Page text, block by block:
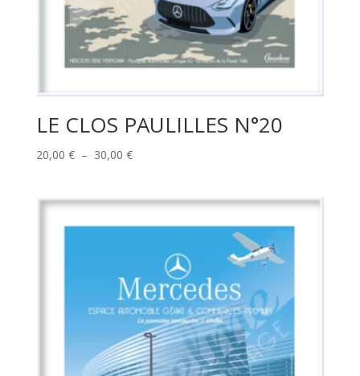
LE CLOS PAULILLES N°20
20,00 € – 30,00 €Plage
20,00 €
à